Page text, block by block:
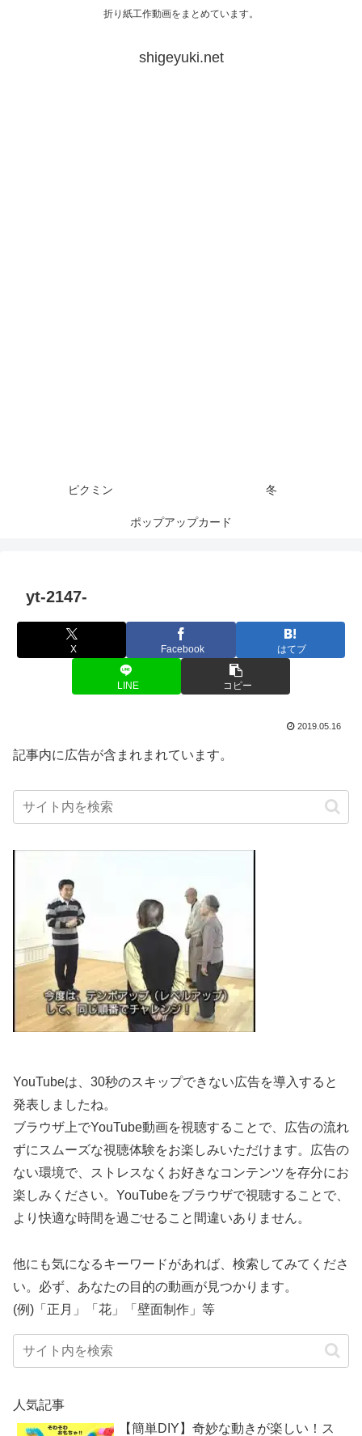
折り紙工作動画をまとめています。
shigeyuki.net
ピクミン 冬
ポップアップカード
yt-2147-
X Facebook はてブ
LINE コピー
2019.05.16
記事内に広告が含まれまれています。
YouTubeは、30秒のスキップできない広告を導入すると
発表しましたね。
ブラウザ上でYouTube動画を視聴することで、広告の流れ
ずにスムーズな視聴体験をお楽しみいただけます。広告の
ない環境で、ストレスなくお好きなコンテンツを存分にお
楽しみください。YouTubeをブラウザで視聴することで、
より快適な時間を過ごせること間違いありません。
他にも気になるキーワードがあれば、検索してみてくださ
い。必ず、あなたの目的の動画が見つかります。
(例)「正月」「花」「壁面制作」等
人気記事
【簡単DIY】奇妙な動きが楽しい！ス